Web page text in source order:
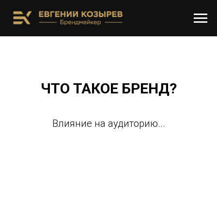
ЧТО ТАКОЕ БРЕНД?
Влияние на аудиторию...